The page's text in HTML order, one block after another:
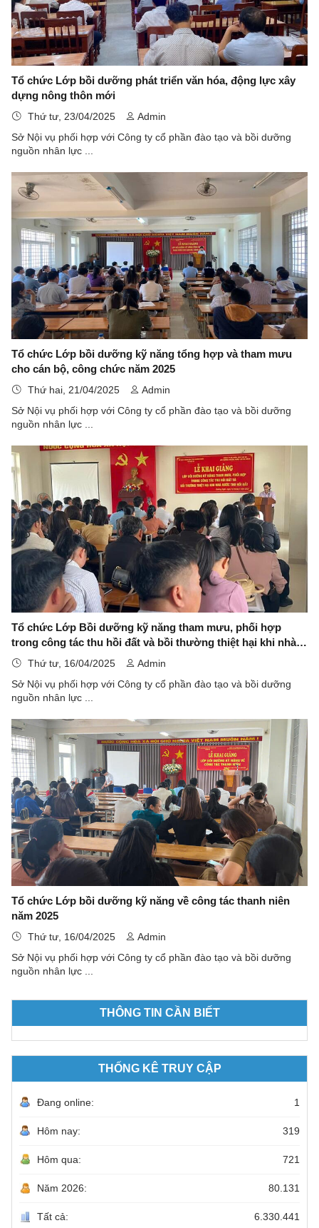
Tổ chức Lớp bồi dưỡng phát triển văn hóa, động lực xây
dựng nông thôn mới
Thứ tư, 23/04/2025
Admin
Sở Nội vụ phối hợp với Công ty cổ phần đào tạo và bồi dưỡng
nguồn nhân lực ...
Tổ chức Lớp bồi dưỡng kỹ năng tổng hợp và tham mưu
cho cán bộ, công chức năm 2025
Thứ hai, 21/04/2025
Admin
Sở Nội vụ phối hợp với Công ty cổ phần đào tạo và bồi dưỡng
nguồn nhân lực ...
Tổ chức Lớp Bồi dưỡng kỹ năng tham mưu, phối hợp
trong công tác thu hồi đất và bồi thường thiệt hại khi nhà
nước thu hồi đất
Thứ tư, 16/04/2025
Admin
Sở Nội vụ phối hợp với Công ty cổ phần đào tạo và bồi dưỡng
nguồn nhân lực ...
Tổ chức Lớp bồi dưỡng kỹ năng về công tác thanh niên
năm 2025
Thứ tư, 16/04/2025
Admin
Sở Nội vụ phối hợp với Công ty cổ phần đào tạo và bồi dưỡng
nguồn nhân lực ...
THÔNG TIN CẦN BIẾT
THỐNG KÊ TRUY CẬP
Đang online: 1
Hôm nay: 319
Hôm qua: 721
Năm 2026: 80.131
Tất cả: 6.330.441